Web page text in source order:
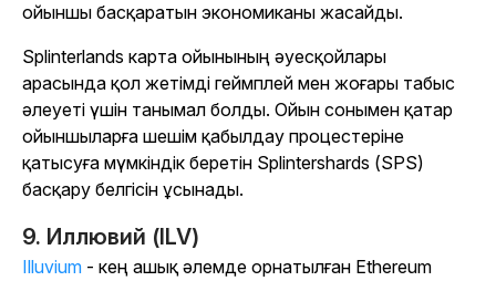
ойыншы басқаратын экономиканы жасайды.
Splinterlands карта ойынының әуесқойлары
арасында қол жетімді геймплей мен жоғары табыс
әлеуеті үшін танымал болды. Ойын сонымен қатар
ойыншыларға шешім қабылдау процестеріне
қатысуға мүмкіндік беретін Splintershards (SPS)
басқару белгісін ұсынады.
9. Иллювий (ILV)
Illuvium - кең ашық әлемде орнатылған Ethereum